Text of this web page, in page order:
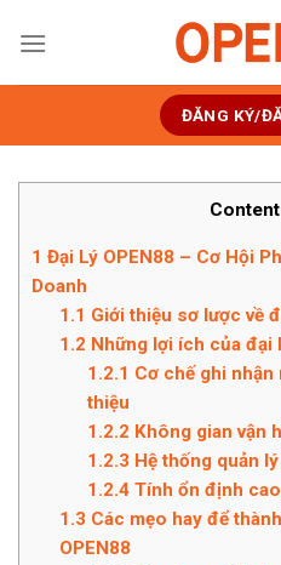
đến
ĐĂNG KÝ/
1 Đại Lý OPEN88 – Cơ Hội
Doanh
1.1 Giới thiệu sơ lược về
1.2 Những lợi ích của đại
1.2.1 Cơ chế ghi
thiệu
1.2.2 Không gian vận
1.2.3 Hệ thống quản
1.2.4Tính ổn định
1.3 Các mẹo hay để
OPEN88